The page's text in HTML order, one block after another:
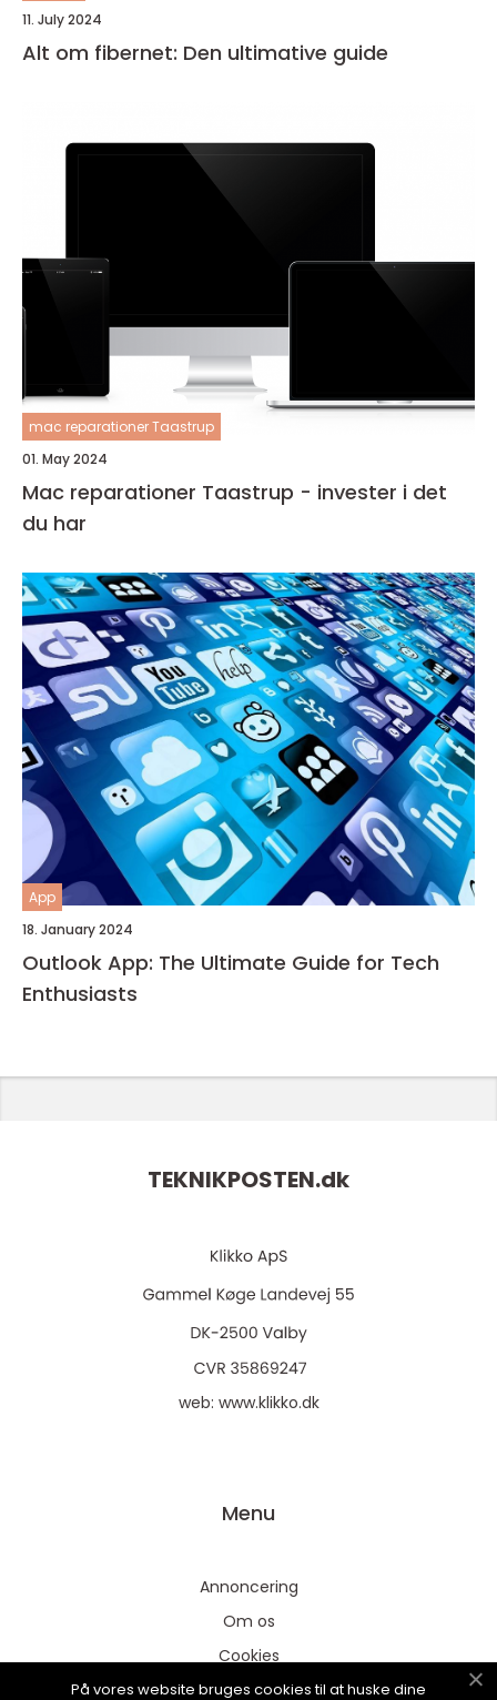
11. July 2024
Alt om fibernet: Den ultimative guide
mac reparationer Taastrup
01. May 2024
Mac reparationer Taastrup - invester i det
du har
App
18. January 2024
Outlook App: The Ultimate Guide for Tech
Enthusiasts
TEKNIKPOSTEN.dk
web: www.klikko.dk
Menu
Annoncering
Om os
Cookies
Kontakt os
På vores website bruges cookies til at huske dine